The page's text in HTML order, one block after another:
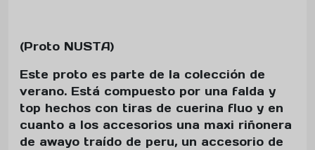
(Proto NUSTA)
Este proto es parte de la colección de
verano. Está compuesto por una falda y
top hechos con tiras de cuerina fluo y en
cuanto a los accesorios una maxi riñonera
de awayo traído de peru, un accesorio de